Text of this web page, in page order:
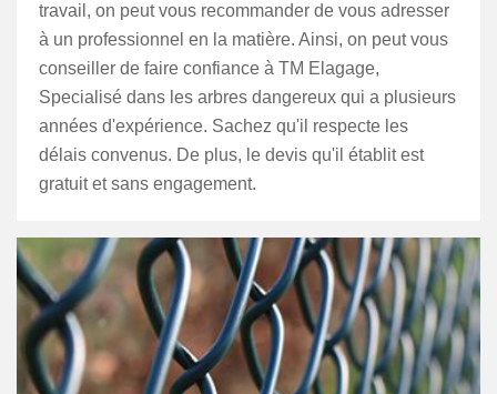
travail, on peut vous recommander de vous adresser
à un professionnel en la matière. Ainsi, on peut vous
conseiller de faire confiance à TM Elagage,
Specialisé dans les arbres dangereux qui a plusieurs
années d'expérience. Sachez qu'il respecte les
délais convenus. De plus, le devis qu'il établit est
gratuit et sans engagement.